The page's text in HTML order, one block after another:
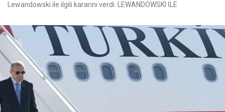
Lewandowski ile ilgili kararını verdi. LEWANDOWSKI İLE